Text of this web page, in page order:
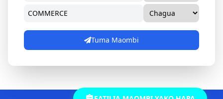
Tuma Maombi